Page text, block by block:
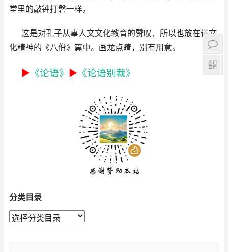
堂里的敲钟打磐一样。
这是对孔子从事人文文化教育的赞叹，所以也放在讲文
化精神的《八佾》篇中。画龙点睛，别有用意。
► 《论语》 ► 《论语别裁》
分类目录